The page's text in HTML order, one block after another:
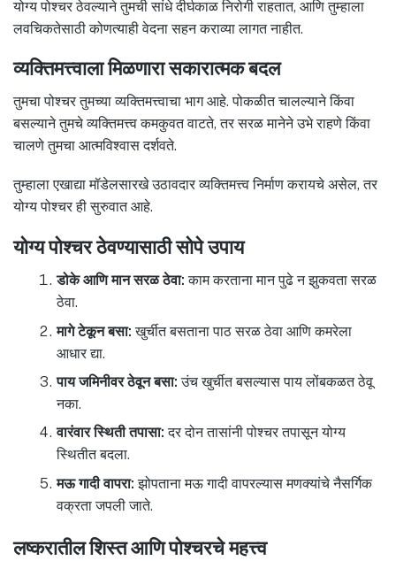
योग्य पोश्चर ठेवल्याने तुमची सांधे दीर्घकाळ निरोगी राहतात, आणि तुम्हाला
लवचिकतेसाठी कोणत्याही वेदना सहन कराव्या लागत नाहीत.
व्यक्तिमत्त्वाला मिळणारा सकारात्मक बदल
तुमचा पोश्चर तुमच्या व्यक्तिमत्त्वाचा भाग आहे. पोकळीत चालल्याने किंवा
बसल्याने तुमचे व्यक्तिमत्त्व कमकुवत वाटते, तर सरळ मानेने उभे राहणे किंवा
चालणे तुमचा आत्मविश्वास दर्शवते.
तुम्हाला एखाद्या मॉडेलसारखे उठावदार व्यक्तिमत्त्व निर्माण करायचे असेल, तर
योग्य पोश्चर ही सुरुवात आहे.
योग्य पोश्चर ठेवण्यासाठी सोपे उपाय
डोके आणि मान सरळ ठेवा: काम करताना मान पुढे न झुकवता सरळ
ठेवा.
मागे टेकून बसा: खुर्चीत बसताना पाठ सरळ ठेवा आणि कमरेला
आधार द्या.
पाय जमिनीवर ठेवून बसा: उंच खुर्चीत बसल्यास पाय लोंबकळत ठेवू
नका.
वारंवार स्थिती तपासा: दर दोन तासांनी पोश्चर तपासून योग्य
स्थितीत बदला.
मऊ गादी वापरा: झोपताना मऊ गादी वापरल्यास मणक्यांचे नैसर्गिक
वक्रता जपली जाते.
लष्करातील शिस्त आणि पोश्चरचे महत्त्व